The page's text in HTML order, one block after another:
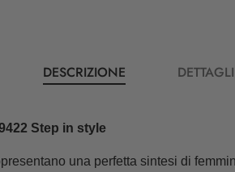
DESCRIZIONE
Step in style
una perfetta sintesi di